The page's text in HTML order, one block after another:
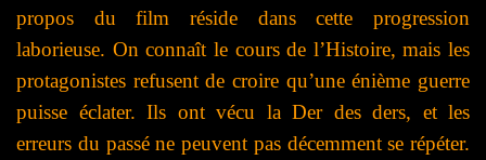
propos du film réside dans cette progression
laborieuse. On connaît le cours de l’Histoire, mais les
protagonistes refusent de croire qu’une énième guerre
puisse éclater. Ils ont vécu la Der des ders, et les
erreurs du passé ne peuvent pas décemment se répéter.